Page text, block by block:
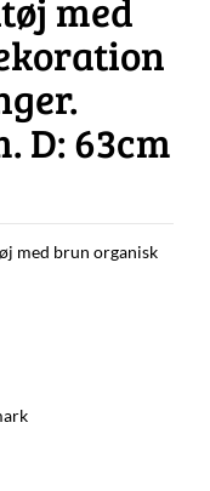
D: 63cm
med brun organisk